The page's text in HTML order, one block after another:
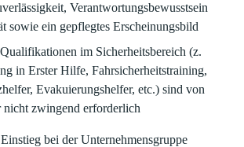
Verantwortungsbewusstsein
sowie ein gepflegtes Erscheinungsbild
im Sicherheitsbereich (z.
in Erster Hilfe, Fahrsicherheitstraining,
Evakuierungshelfer, etc.) sind von
nicht zwingend erforderlich
bei der Unternehmensgruppe